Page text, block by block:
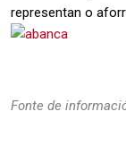
representan o
Fonte de